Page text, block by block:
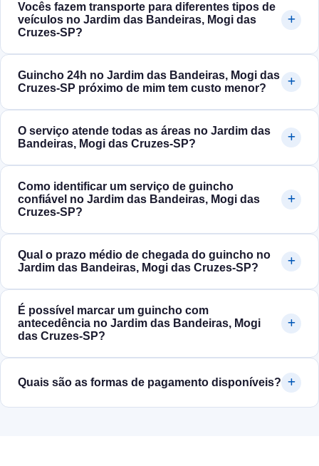
Vocês fazem transporte para diferentes tipos de
veículos no Jardim das Bandeiras, Mogi das
Cruzes‑SP?
Guincho 24h no Jardim das Bandeiras, Mogi das
Cruzes‑SP próximo de mim tem custo menor?
O serviço atende todas as áreas no Jardim das
Bandeiras, Mogi das Cruzes‑SP?
Como identificar um serviço de guincho
confiável no Jardim das Bandeiras, Mogi das
Cruzes‑SP?
Qual o prazo médio de chegada do guincho no
Jardim das Bandeiras, Mogi das Cruzes‑SP?
É possível marcar um guincho com
antecedência no Jardim das Bandeiras, Mogi
das Cruzes‑SP?
Quais são as formas de pagamento disponíveis?